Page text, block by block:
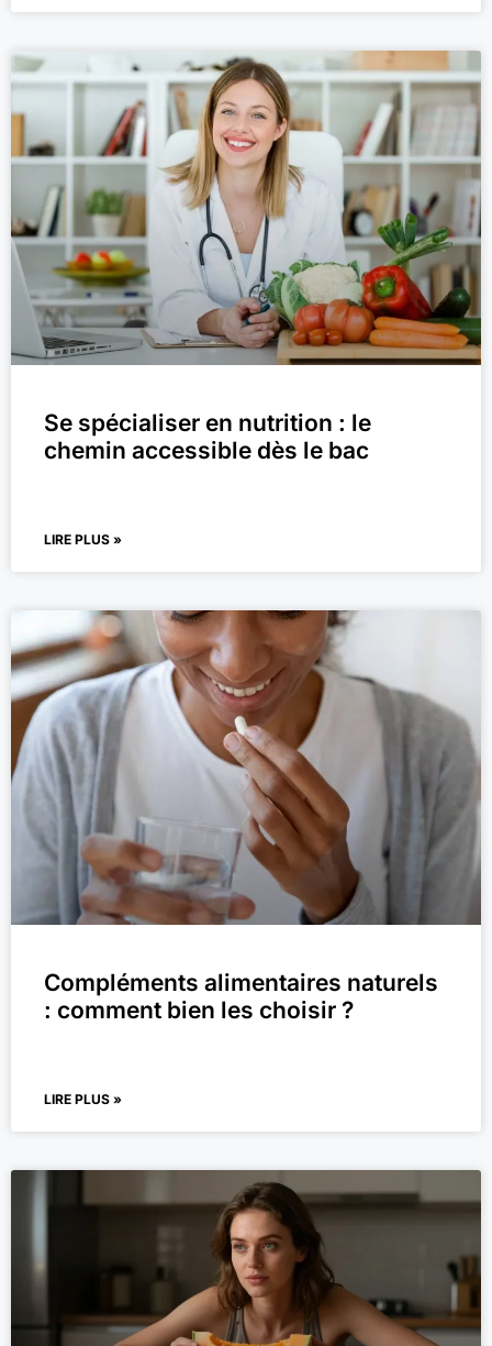
Se spécialiser en nutrition : le
chemin accessible dès le bac
LIRE PLUS »
Compléments alimentaires naturels
: comment bien les choisir ?
LIRE PLUS »